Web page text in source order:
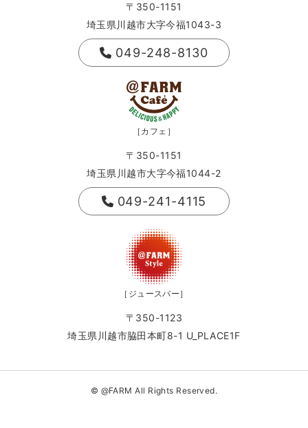
〒350-1151
埼玉県川越市大字今福1043-3
049-248-8130
［カフェ］
〒350-1151
埼玉県川越市大字今福1044-2
049-241-4115
［ジュースバー］
〒350-1123
埼玉県川越市脇田本町8-1 U_PLACE1F
© @FARM All Rights Reserved.